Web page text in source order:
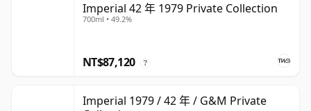
Imperial 42 年 1979 Private Collection
700ml • 49.2%
NT$87,120 ?
Imperial 1979 / 42 年 / G&M Private